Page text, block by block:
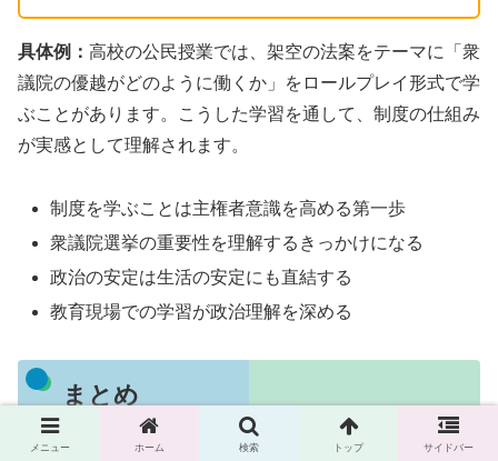
具体例： 高校の公民授業では、架空の法案をテーマに「衆
議院の優越がどのように働くか」をロールプレイ形式で学
ぶことがあります。こうした学習を通して、制度の仕組み
が実感として理解されます。
制度を学ぶことは主権者意識を高める第一歩
衆議院選挙の重要性を理解するきっかけになる
政治の安定は生活の安定にも直結する
教育現場での学習が政治理解を深める
まとめ
メニュー ホーム 検索 トップ サイドバー